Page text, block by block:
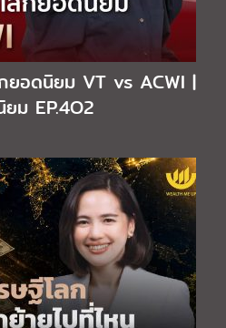
ยอดนิยม VT vs ACWI |
ม EP.4O2